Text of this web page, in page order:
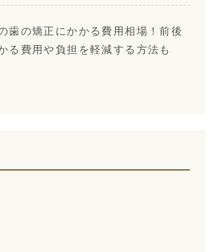
歯の矯正にかかる費用相場！前後
る費用や負担を軽減する方法も